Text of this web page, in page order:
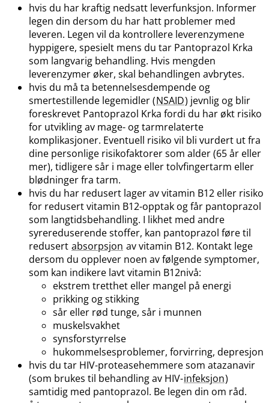
hvis du har kraftig nedsatt leverfunksjon. Informer
legen din dersom du har hatt problemer med
leveren. Legen vil da kontrollere leverenzymene
hyppigere, spesielt mens du tar Pantoprazol Krka
som langvarig behandling. Hvis mengden
leverenzymer øker, skal behandlingen avbrytes.
hvis du må ta betennelsesdempende og
smertestillende legemidler (NSAID) jevnlig og blir
foreskrevet Pantoprazol Krka fordi du har økt risiko
for utvikling av mage- og tarmrelaterte
komplikasjoner. Eventuell risiko vil bli vurdert ut fra
dine personlige risikofaktorer som alder (65 år eller
mer), tidligere sår i mage eller tolvfingertarm eller
blødninger fra tarm.
hvis du har redusert lager av vitamin B12 eller risiko
for redusert vitamin B12-opptak og får pantoprazol
som langtidsbehandling. I likhet med andre
syrereduserende stoffer, kan pantoprazol føre til
redusert absorpsjon av vitamin B12. Kontakt lege
dersom du opplever noen av følgende symptomer,
som kan indikere lavt vitamin B12nivå:
ekstrem tretthet eller mangel på energi
prikking og stikking
sår eller rød tunge, sår i munnen
muskelsvakhet
synsforstyrrelse
hukommelsesproblemer, forvirring, depresjon
hvis du tar HIV-proteasehemmere som atazanavir
(som brukes til behandling av HIV-infeksjon)
samtidig med pantoprazol. Be legen din om råd.